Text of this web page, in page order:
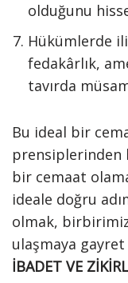
olduğunu
Hükümlerde
fedakârlık,
tavırda
Bu ideal bir
prensiplerinden
bir cemaat
ideale doğru
olmak,
ulaşmaya
İBADET VE